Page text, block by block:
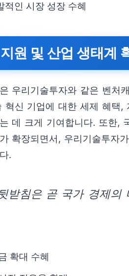
적인 시장 성장 수혜
원 및 산업 생태계
우리기술투자와 같은 벤처
혁신 기업에 대한 세제 혜택,
데 크게 기여합니다. 또한,
확장되면서, 우리기술투자
.
받침은 곧 국가 경제의
확대 수혜